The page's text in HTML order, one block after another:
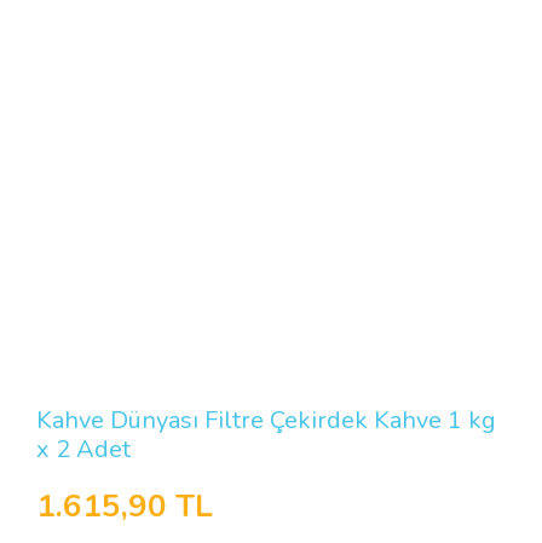
Kahve Dünyası Filtre Çekirdek Kahve 1 kg
x 2 Adet
1.615,90 TL